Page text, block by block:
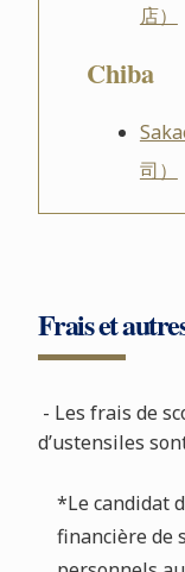
店）
Chiba
司）
Frais et
- Les frais de
d’ustensiles
*Le candidat
financière de